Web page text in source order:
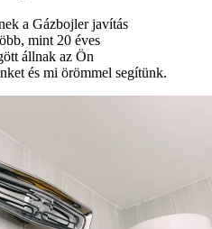
a Gázbojler javítás
mint 20 éves
állnak az Ön
és mi örömmel segítünk.